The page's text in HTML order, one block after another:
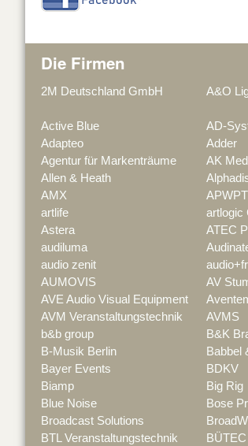
Die Firmen
2M Deutschland GmbH A&O
Active Blue
AD-
Adapteo
Adder
Agentur für Markenträume
AK
Allen & Heath
AMX
APWPT
artlife
artlogic
Astera
ATEC
audiluma
audio zenit
AUMOVIS
AV
AVE Audio Visual Equipment
AVM Veranstaltungstechnik
AVMS
b&b group
B&K
B-Musik Berlin
Babbel
Bayer Events
BDKV
Biamp
Big Rig
Blue Noise
Bose
Broadcast Solutions
BTL Veranstaltungstechnik
BÜTEC